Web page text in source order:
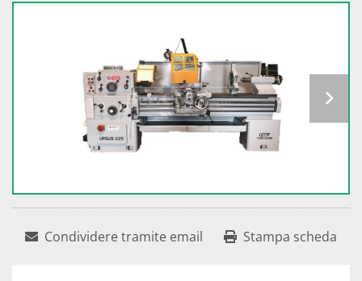
Condividere tramite email Stampa scheda